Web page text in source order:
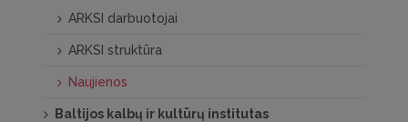
ARKSI darbuotojai
ARKSI struktūra
Naujienos
Baltijos kalbų ir kultūrų institutas